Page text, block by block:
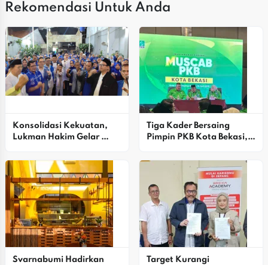
Rekomendasi Untuk Anda
Konsolidasi Kekuatan,
Lukman Hakim Gelar
Tiga Kader Bersaing
Pimpin PKB Kota Bekasi,
Persen
Svarnabumi Hadirkan
Target Kurangi